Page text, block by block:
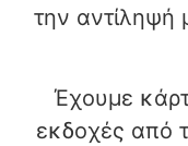
την αντίληψή
Έχουμε
εκδοχές από